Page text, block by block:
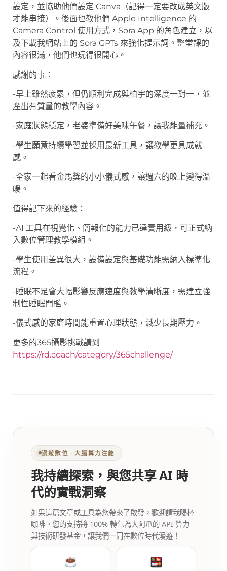
設定，並協助他們設定 Canva（記得一定要改成英文版
才能串接）。後面也教他們 Apple Intelligence 的
Camera Control 使用方式，Sora App 的角色建立，以
及下載我網站上的 Sora GPTs 來強化提示詞。整堂課的
內容很滿，他們也玩得很開心。
感謝的事：
-早上雖然疲累，但仍順利完成與柏宇的深度一對一，並
產出有質量的教學內容。
-家庭狀態穩定，老婆準備好美味午餐，讓我能量補充。
-學生願意持續學習並採用最新工具，讓教學更具成就
感。
-全家一起看金馬獎的小小儀式感，讓週六的晚上變得溫
暖。
值得記下來的經驗：
-AI 工具在視覺化、簡報化的能力已達實用級，可正式納
入數位管理教學模組。
-學生使用差異很大，設備設定與基礎功能需納入標準化
流程。
-睡眠不足會大幅影響反應速度與教學清晰度，需建立強
制性睡眠門檻。
-儀式感的家庭時間能重置心理狀態，減少長期壓力。
更多的365攝影挑戰請到
https://rd.coach/category/365challenge/
漫遊數位 ‧ 大腦算力注能
我持續探索，與您共享 AI 時
代的實戰洞察
如果這篇文章或工具為您帶來了啟發，歡迎請我喝杯
咖啡。您的支持將 100% 轉化為大阿爪的 API 算力
與技術研發基金，讓我們一同在數位時代漫遊！